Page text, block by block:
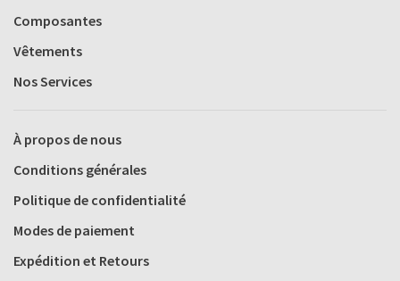
Composantes
Vêtements
Nos Services
À propos de nous
Conditions générales
Politique de confidentialité
Modes de paiement
Expédition et Retours